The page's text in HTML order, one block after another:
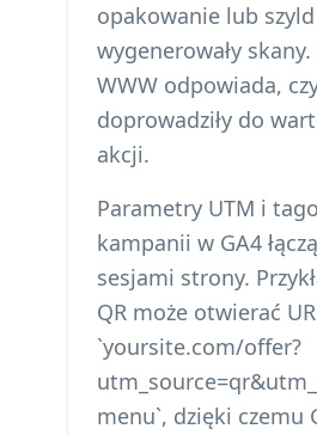
opakowanie lub szyld
wygenerowały
WWW odpowiada,
doprowadziły do
akcji.
Parametry UTM i
kampanii w GA4
sesjami strony.
QR może otwierać
`yoursite.com/offer?
menu`, dzięki czemu